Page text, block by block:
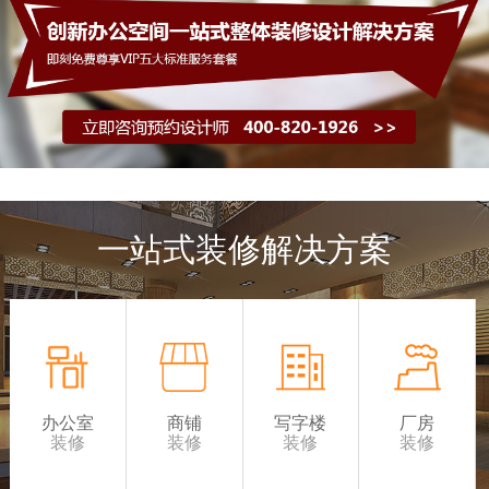
一站式装修解决方案
办公室
装修
商铺
装修
写字楼
装修
厂房
装修